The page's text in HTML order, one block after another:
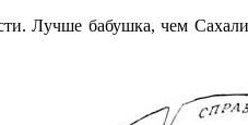
Лучше бабушка, чем